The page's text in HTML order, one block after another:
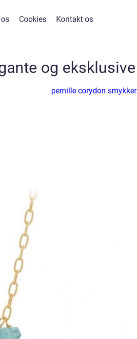
Cookies Kontakt os
og eksklusive
pernille corydon smykker